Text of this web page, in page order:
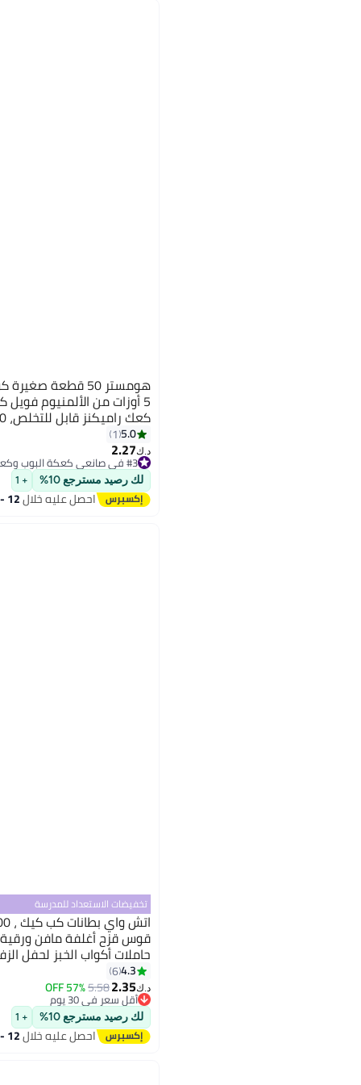
هومستر 50 قطعة
5 أوزات من الألمنيوم
كؤوس كيك كيك للزفاف
5.0
1
د.ك‏2.27
#3 في صانعي كعكة البوب وكعك مصغر
أقل سعر في 30 يوم
#3 في صانعي كعكة البوب وكعك مصغر
لك رصيد مسترجع 10% + 1
احصل عليه خلال12 - 13 اغسطس
تخفيضات الاستعداد للمدرسة
قوس قزح أغلفة مافن
حاملات أكواب الخبز لحفل
استحمام الطفل أو حفلة
4.3
6
د.ك‏2.35
5.58
57% OFF
أقل سعر في 30 يوم
أقل سعر في 30 يوم
لك رصيد مسترجع 10% + 1
احصل عليه خلال12 - 13 اغسطس